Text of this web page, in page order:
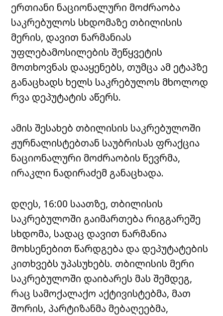
ერთიანი ნაციონალური მოძრაობა
საკრებულოს სხდომაზე თბილისის
მერის, დავით ნარმანიას
უფლებამოსილების შეწყვეტის
მოთხოვნას დააყენებს, თუმცა ამ ეტაპზე
განაცხადს ხელს საკრებულოს მხოლოდ
რვა დეპუტატის აწერს.
ამის შესახებ თბილისის საკრებულოში
ჟურნალისტებთან საუბრისას ფრაქცია
ნაციონალური მოძრაობის წევრმა,
ირაკლი ნადირაძემ განაცხადა.
დღეს, 16:00 საათზე, თბილისის
საკრებულოში გაიმართება რიგგარეშე
სხდომა, სადაც დავით ნარმანია
მოხსენებით წარდგება და დეპუტატების
კითხვებს უპასუხებს. თბილისის მერი
საკრებულოში დაიბარეს მას შემდეგ,
რაც სამოქალაქო აქტივისტებმა, მათ
შორის, პარტიზანმა მებაღეებმა,